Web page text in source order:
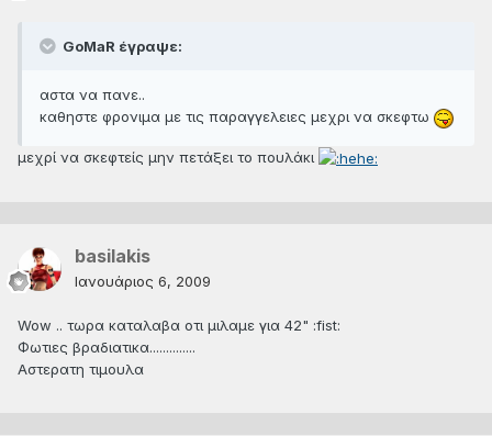
GoMaR έγραψε:
αστα να πανε..
καθηστε φρονιμα με τις παραγγελειες μεχρι να σκεφτω
μεχρί να σκεφτείς μην πετάξει το πουλάκι
basilakis
Ιανουάριος 6, 2009
Wow .. τωρα καταλαβα οτι μιλαμε για 42" :fist:
Φωτιες βραδιατικα..............
Αστερατη τιμουλα